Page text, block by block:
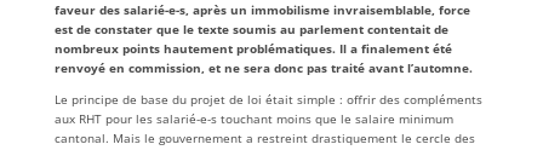
faveur des salarié-e-s, après un immobilisme invraisemblable, force
est de constater que le texte soumis au parlement contentait de
nombreux points hautement problématiques. Il a finalement été
renvoyé en commission, et ne sera donc pas traité avant l’automne.
Le principe de base du projet de loi était simple : offrir des compléments
aux RHT pour les salarié-e-s touchant moins que le salaire minimum
cantonal. Mais le gouvernement a restreint drastiquement le cercle des